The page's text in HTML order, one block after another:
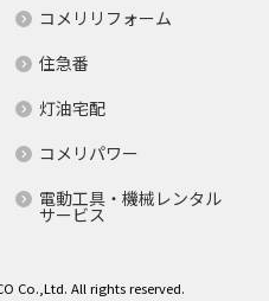
コメリリフォーム
住急番
灯油宅配
コメリパワー
電動工具・機械レンタル
サービス
Co.,Ltd. All rights reserved.